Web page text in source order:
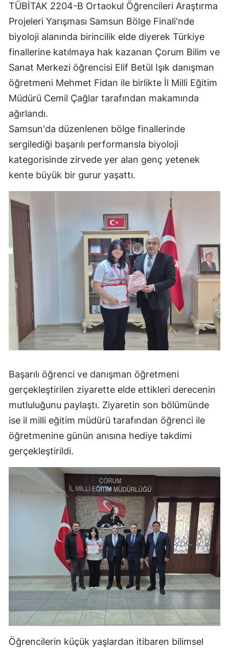
Giresun
Gümüşhane
Hakkari
Hatay
Isparta
İstanbul
İzmir
Kastamonu
Kayseri
Kırklareli
Kırşehir
Kocaeli
Konya
Kütahya
Malatya
Manisa
Kahramanmaraş
Mardin
Muğla
Nevşehir
Niğde
Ordu
Rize
Sakarya
Samsun
Siirt
Sinop
Sivas
TÜBİTAK 2204-B Ortaokul Öğrencileri Araştırma
Projeleri Yarışması Samsun Bölge Finali'nde
biyoloji alanında birincilik elde diyerek Türkiye
finallerine katılmaya hak kazanan Çorum Bilim ve
Sanat Merkezi öğrencisi Elif Betül Işık danışman
öğretmeni Mehmet Fidan ile birlikte İl Milli Eğitim
Müdürü Cemil Çağlar tarafından makamında
ağırlandı.
Samsun'da düzenlenen bölge finallerinde
sergilediği başarılı performansla biyoloji
kategorisinde zirvede yer alan genç yetenek
kente büyük bir gurur yaşattı.
Başarılı öğrenci ve danışman öğretmeni
gerçekleştirilen ziyarette elde ettikleri derecenin
mutluluğunu paylaştı. Ziyaretin son bölümünde
ise il milli eğitim müdürü tarafından öğrenci ile
öğretmenine günün anısına hediye takdimi
gerçekleştirildi.
Öğrencilerin küçük yaşlardan itibaren bilimsel